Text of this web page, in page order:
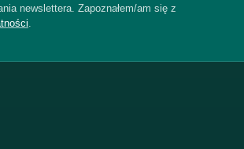
newslettera. Zapoznałem/am się z